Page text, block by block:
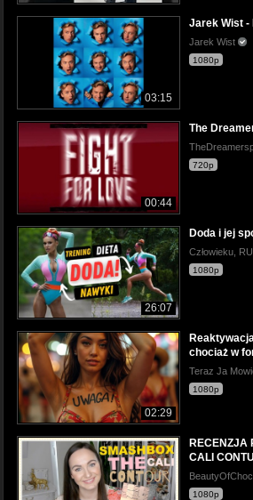
03:15
Jarek Wist -
Jarek Wist
1080p
00:44
The
720p
26:07
Doda i jej
Człowieku,
1080p
02:29
chociaż w
Teraz Ja
1080p
RECENZJA
CALI
1080p